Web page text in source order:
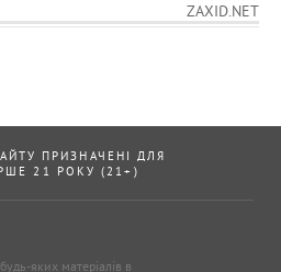
ZAXID.NET
ПРИЗНАЧЕНІ ДЛЯ
21 РОКУ (21+)
яких матеріалів в